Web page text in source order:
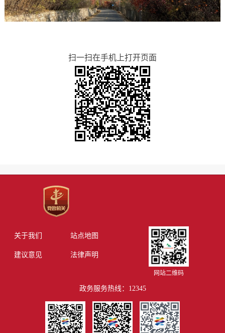
扫一扫在手机上打开页面
关于我们 站点地图
建议意见 法律声明
网站二维码
政务服务热线：12345